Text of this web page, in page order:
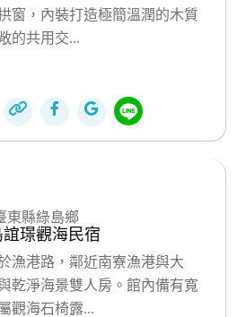
窗，內裝打造極簡溫潤的木質
的共用交...
東縣綠島鄉
璟觀海民宿
漁港路，鄰近南寮漁港與大
乾淨海景雙人房。館內備有寬
觀海石椅露...